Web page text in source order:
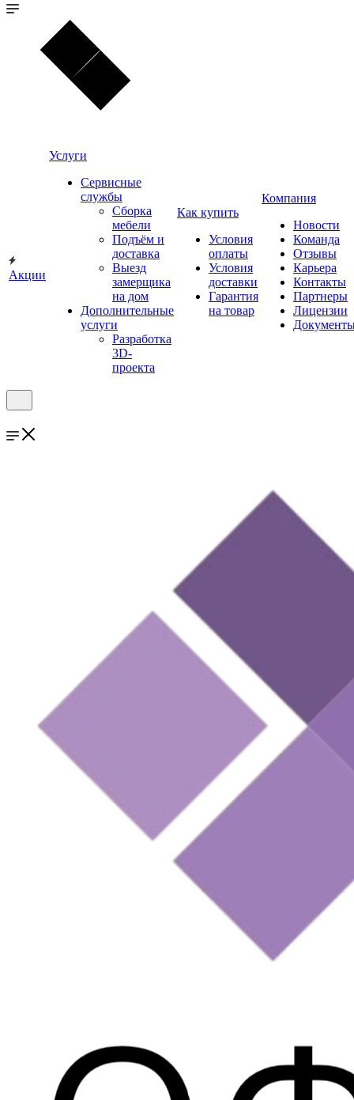
Акции
Услуги
Сервисные
службы
Сборка
мебели
Подъём и
доставка
Выезд
замерщика
на дом
Дополнительные
услуги
Разработка
3D-
проекта
Как купить
Условия
оплаты
Условия
доставки
Гарантия
на товар
Компания
Новости
Команда
Отзывы
Карьера
Контакты
Партнеры
Лицензии